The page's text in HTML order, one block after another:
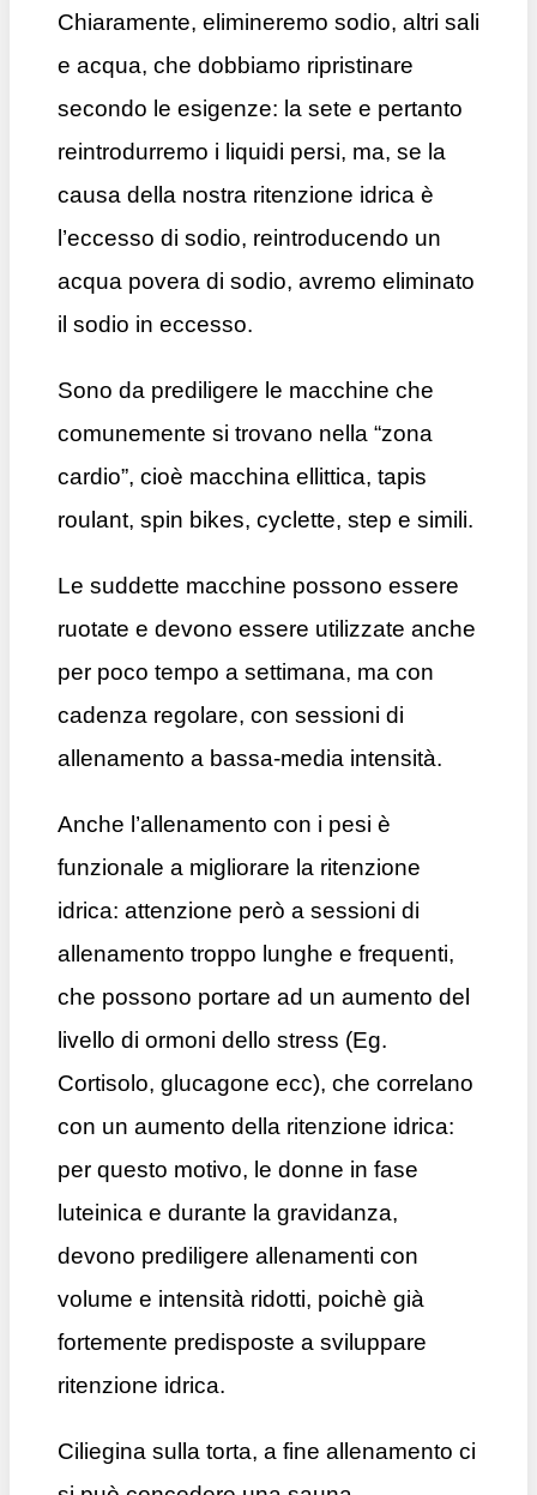
Chiaramente, elimineremo sodio, altri sali
e acqua, che dobbiamo ripristinare
secondo le esigenze: la sete e pertanto
reintrodurremo i liquidi persi, ma, se la
causa della nostra ritenzione idrica è
l’eccesso di sodio, reintroducendo un
acqua povera di sodio, avremo eliminato
il sodio in eccesso.
Sono da prediligere le macchine che
comunemente si trovano nella “zona
cardio”, cioè macchina ellittica, tapis
roulant, spin bikes, cyclette, step e simili.
Le suddette macchine possono essere
ruotate e devono essere utilizzate anche
per poco tempo a settimana, ma con
cadenza regolare, con sessioni di
allenamento a bassa-media intensità.
Anche l’allenamento con i pesi è
funzionale a migliorare la ritenzione
idrica: attenzione però a sessioni di
allenamento troppo lunghe e frequenti,
che possono portare ad un aumento del
livello di ormoni dello stress (Eg.
Cortisolo, glucagone ecc), che correlano
con un aumento della ritenzione idrica:
per questo motivo, le donne in fase
luteinica e durante la gravidanza,
devono prediligere allenamenti con
volume e intensità ridotti, poichè già
fortemente predisposte a sviluppare
ritenzione idrica.
Ciliegina sulla torta, a fine allenamento ci